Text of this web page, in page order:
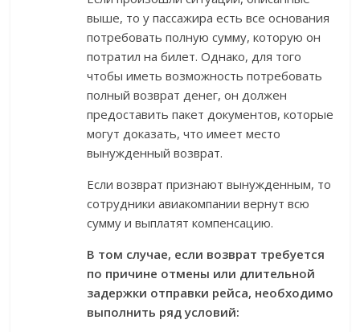
выше, то у пассажира есть все основания
потребовать полную сумму, которую он
потратил на билет. Однако, для того
чтобы иметь возможность потребовать
полный возврат денег, он должен
предоставить пакет документов, которые
могут доказать, что имеет место
вынужденный возврат.
Если возврат признают вынужденным, то
сотрудники авиакомпании вернут всю
сумму и выплатят компенсацию.
В том случае, если возврат требуется
по причине отмены или длительной
задержки отправки рейса, необходимо
выполнить ряд условий: